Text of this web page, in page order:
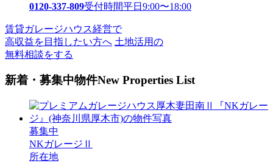
0120-337-809受付時間平日9:00〜18:00
賃貸ガレージハウス経営で
高収益を目指したい方へ 土地活用の
無料相談をする
新着・募集中物件New Properties List
募集中
NKガレージⅡ
所在地